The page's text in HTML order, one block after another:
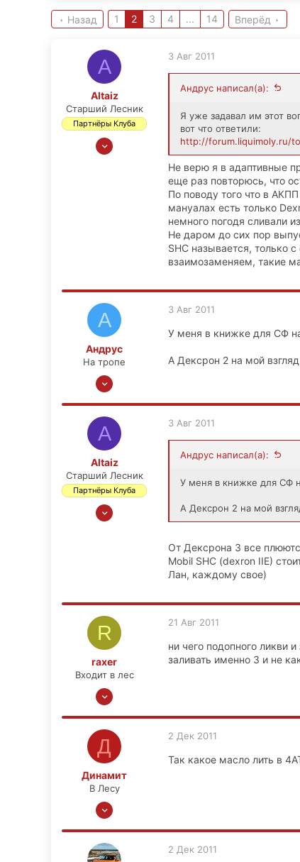
Назад 1 2 3 4 ... 14 Вперёд
A
Altaiz
Старший Лесник
Партнёры Клуба
26 Ноя 2008
3 Авг 2011
Андрус написал(а):
Я уже задавал им этот
вот что ответили:
http://forum.liquimoly.ru/
Не верю я в адаптивные
еще раз повторюсь, что
По поводу того что в
мануалах есть только
немного погодя сливали
Не даром до сих пор
SHC называется, только
взаимозаменяем, такие
А
Андрус
На тропе
16 Сен 2010
Иваново
3 Авг 2011
У меня в книжке для СФ
А Дексрон 2 на мой
A
Altaiz
Старший Лесник
Партнёры Клуба
26 Ноя 2008
3 Авг 2011
Андрус написал(а):
У меня в книжке для СФ
А Дексрон 2 на мой
От Дексрона 3 все
Mobil SHC (dexron IIE)
Лан, каждому свое)
R
raxer
Входит в лес
21 Авг 2011
алмата
21 Авг 2011
ни чего подопного ликви
заливать именно 3 и не
Д
Динамит
В Лесу
14 Ноя 2011
2 Дек 2011
Так какое масло лить в
2 Дек 2011